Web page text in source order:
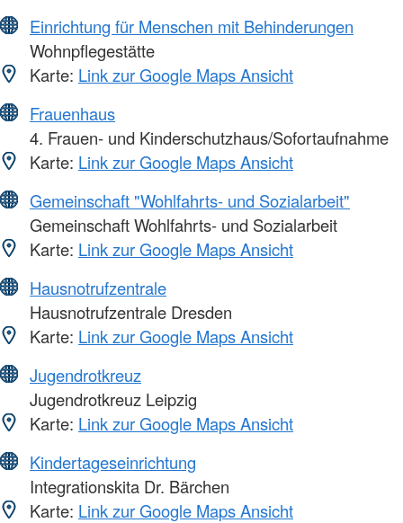
Einrichtung für Menschen mit Behinderungen
Wohnpflegestätte
Karte: Link zur Google Maps Ansicht
Frauenhaus
4. Frauen- und Kinderschutzhaus/Sofortaufnahme
Karte: Link zur Google Maps Ansicht
Gemeinschaft "Wohlfahrts- und Sozialarbeit"
Gemeinschaft Wohlfahrts- und Sozialarbeit
Karte: Link zur Google Maps Ansicht
Hausnotrufzentrale
Hausnotrufzentrale Dresden
Karte: Link zur Google Maps Ansicht
Jugendrotkreuz
Jugendrotkreuz Leipzig
Karte: Link zur Google Maps Ansicht
Kindertageseinrichtung
Integrationskita Dr. Bärchen
Karte: Link zur Google Maps Ansicht